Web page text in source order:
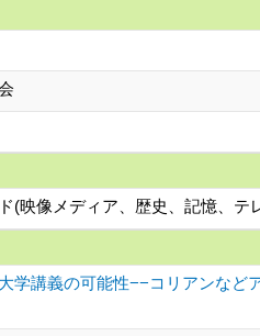
(映像メディア、歴史、記憶、テ
学講義の可能性−−コリアンな